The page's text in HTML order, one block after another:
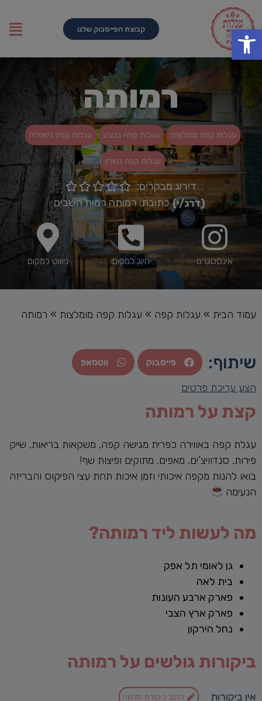
פתח סרגל נגישותקבוצת הפייסבוק שלנו
רמותה
עגלות קפה מומלצות עגלות קפה בטבע עגלות קפה בשפלה
עגלות קפה בשרון
דירוג מבקרים: 




(דרג/י) כתובת: רמותה רמות השבים
אינסטגרם חיוג למקום ניוווט למקום
עמוד הבית » עגלות קפה » עגלות קפה מומלצות » רמותה
שיתוף: פייסבוק ווטסאפ
הצע עריכת פרטים
קצת על רמותה
עגלת קפה באווירה כפרית מגישה קפה, משקאות בריאות, שייק
פירות, סנדוויצ’ים, מאפים, מתוקים ופיצות שף!
בואו להנות מקפה איכותי וזמן איכות תחת עצי הפיקוס והבריזה
הנעימה
מה לעשות ליד רמותה?
גן לאומי תל אפק
בית לאה
פארק ארבע העונות
פארק ארץ הצבי
נחל הירקון
ביקורות גולשים על רמותה
אין ביקורות כתוב ביקורת חדשה